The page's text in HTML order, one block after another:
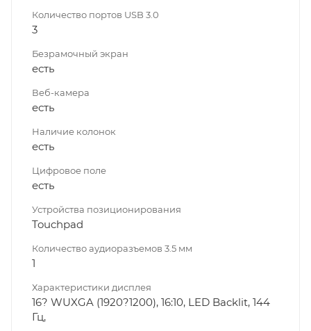
Количество портов USB 3.0
3
Безрамочный экран
есть
Веб-камера
есть
Наличие колонок
есть
Цифровое поле
есть
Устройства позиционирования
Touchpad
Количество аудиоразъемов 3.5 мм
1
Характеристики дисплея
16? WUXGA (1920?1200), 16:10, LED Backlit, 144
Гц,